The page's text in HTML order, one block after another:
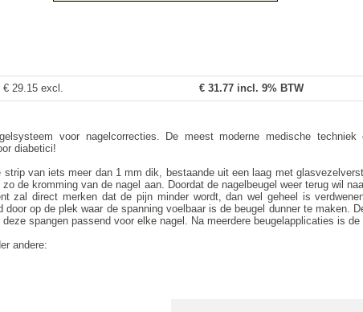
€ 29.15 excl. € 31.77 incl. 9% BTW
voor nagelcorrecties. De meest moderne medische
diabetici!
strip van iets meer dan 1 mm dik, bestaande uit een laag met
de kromming van de nagel aan. Doordat de nagelbeugel weer terug wil
zal direct merken dat de pijn minder wordt, dan wel geheel is
door op de plek waar de spanning voelbaar is de beugel dunner te maken.
spangen passend voor elke nagel. Na meerdere beugelapplicaties is de
andere: